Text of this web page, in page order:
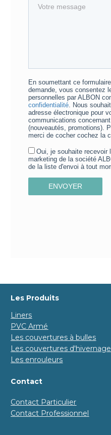
Les Produits
Liners
PVC Armé
Les couvertures à bulles
Les couvertures d'hivernage
Les enrouleurs
Contact
Contact Particulier
Contact Professionnel